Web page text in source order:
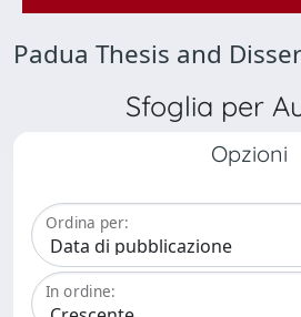
Padua Thesis and
Sfoglia per
Opzioni
Ordina per:
In ordine: